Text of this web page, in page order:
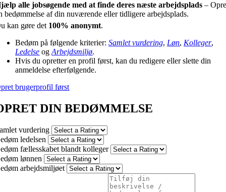
alle jobsøgende med at finde deres næste arbejdsplads –
bedømmelse af din nuværende eller tidligere arbejdsplads.
kan gøre det 100% anonymt.
Bedøm på følgende kriterier:Samlet vurdering, Løn, Kolleger,
Ledelse ogArbejdsmiljø.
Hvis du opretter en profil først, kan du redigere eller slette din
anmeldelse efterfølgende.
brugerprofil først
DIN BEDØMMELSE
vurdering
ledelsen
fællesskabet blandt kolleger
lønnen
arbejdsmiljøet